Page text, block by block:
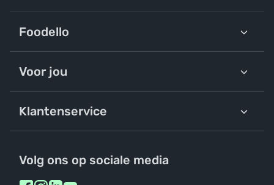
Foodello
Voor jou
Klantenservice
Volg ons op sociale media